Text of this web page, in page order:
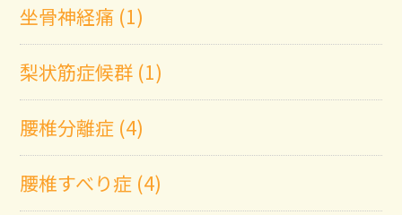
坐骨神経痛 (1)
梨状筋症候群 (1)
腰椎分離症 (4)
腰椎すべり症 (4)